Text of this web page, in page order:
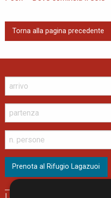
Torna alla pagina precedente
Lagazuoi Spa